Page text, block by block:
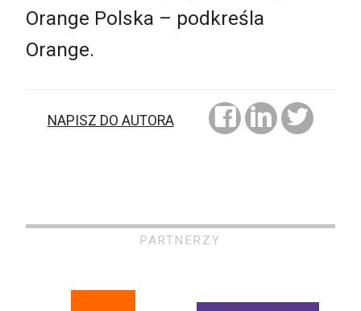
Orange Polska – podkreśla
Orange.
NAPISZ DO AUTORA
PARTNERZY